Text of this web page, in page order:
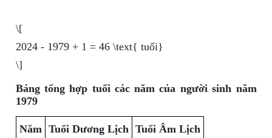
\[
2024 - 1979 + 1 = 46 \text{ tuổi}
\]
Bảng tổng hợp tuổi các năm của người sinh năm
1979
Năm Tuổi Dương Lịch Tuổi Âm Lịch